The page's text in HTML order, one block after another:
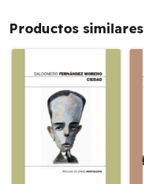
Productos similares